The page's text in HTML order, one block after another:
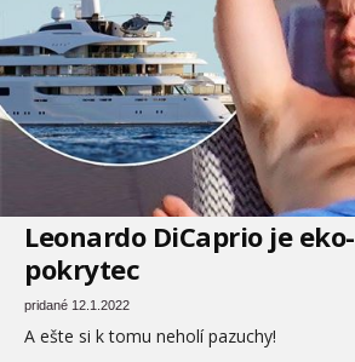
Leonardo DiCaprio je eko-
pokrytec
pridané 12.1.2022
A ešte si k tomu neholí pazuchy!